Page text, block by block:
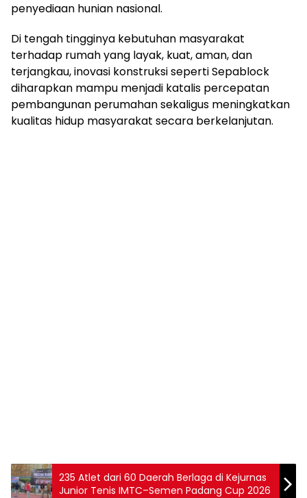
penyediaan hunian nasional.
Di tengah tingginya kebutuhan masyarakat
terhadap rumah yang layak, kuat, aman, dan
terjangkau, inovasi konstruksi seperti Sepablock
diharapkan mampu menjadi katalis percepatan
pembangunan perumahan sekaligus meningkatkan
kualitas hidup masyarakat secara berkelanjutan.
235 Atlet dari 60 Daerah Berlaga di Kejurnas
Junior Tenis IMTC–Semen Padang Cup 2026